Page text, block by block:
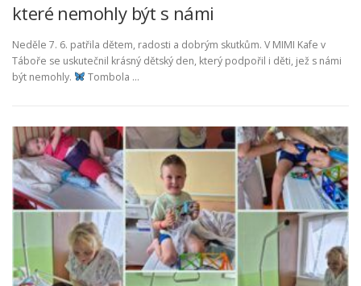
které nemohly být s námi
Neděle 7. 6. patřila dětem, radosti a dobrým skutkům. V MIMI Kafe v
Táboře se uskutečnil krásný dětský den, který podpořil i děti, jež s námi
být nemohly.
Tombola …